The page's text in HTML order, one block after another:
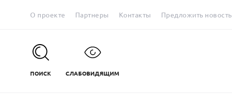
О проекте Партнеры Контакты Предложить новость
ПОИСК СЛАБОВИДЯЩИМ